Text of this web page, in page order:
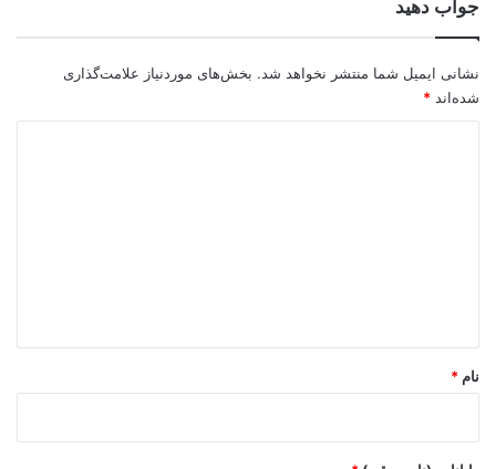
جواب دهید
نشانی ایمیل شما منتشر نخواهد شد. بخش‌های موردنیاز علامت‌گذاری
شده‌اند *
نام *